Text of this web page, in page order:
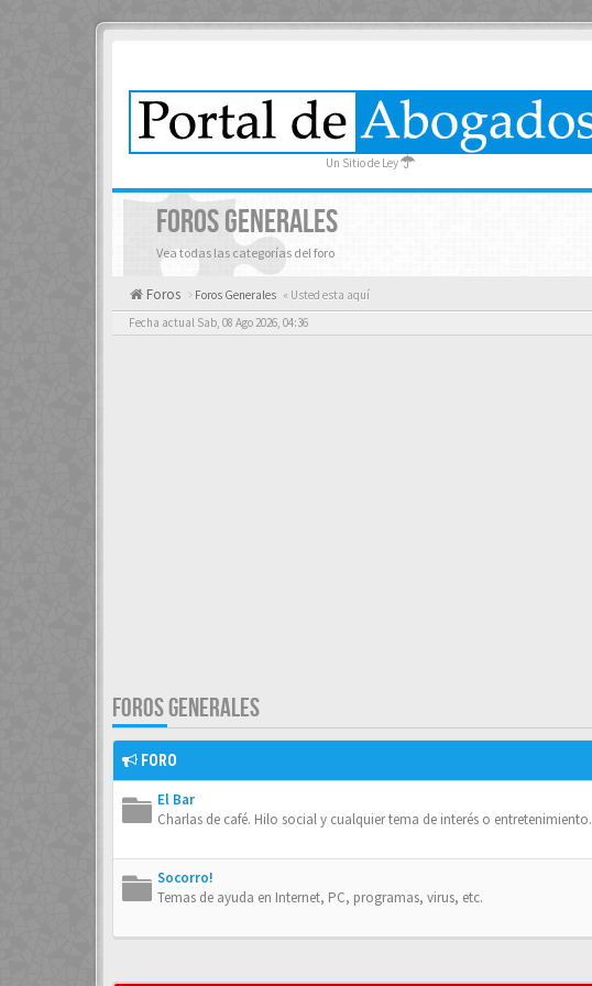
Un Sitio de Ley
FOROS GENERALES
Vea todas las categorías del foro
Foros Foros Generales « Usted esta aquí
Fecha actual Sab, 08 Ago 2026, 04:36
FOROS GENERALES
FORO
El Bar
Charlas de café. Hilo social y cualquier tema de interés o entretenimiento.
Socorro!
Temas de ayuda en Internet, PC, programas, virus, etc.